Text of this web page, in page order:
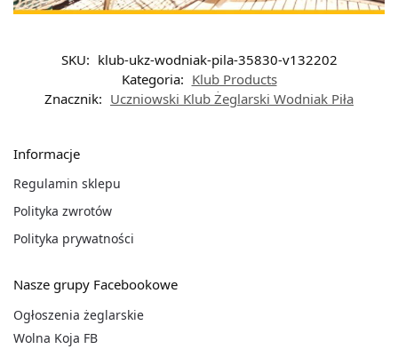
SKU: klub-ukz-wodniak-pila-35830-v132202
Kategoria: Klub Products
Znacznik: Uczniowski Klub Żeglarski Wodniak Piła
Informacje
Regulamin sklepu
Polityka zwrotów
Polityka prywatności
Nasze grupy Facebookowe
Ogłoszenia żeglarskie
Wolna Koja FB